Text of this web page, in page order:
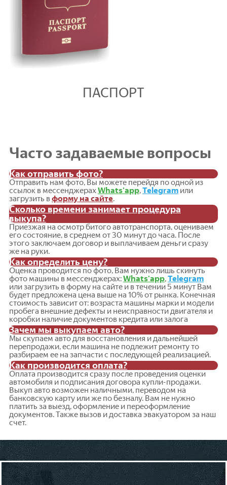
ПАСПОРТ
Часто задаваемые вопросы
Как отправить фото?
Отправить нам фото, Вы можете перейдя по одной из
ссылок в мессенджерахWhats'app,Telegram или
загрузить вформу на сайте.
Сколько времени занимает процедура
выкупа?
Приезжая на осмотр битого автотранспорта, оцениваем
его состояние, в среднем от 30 минут до часа. После
этого заключаем договор и выплачиваем деньги сразу
же на руки.
Как определить цену?
Оценка проводится по фото, Вам нужно лишь скинуть
фото машины в мессенджерах:Whats'app,Telegram
или загрузить в форму на сайте и в течении 5 минут Вам
будет предложена цена выше на 10% от рынка. Конечная
стоимость зависит от: возраста машины марки и модели
пробега внешние дефекты и неисправности двигателя и
коробки наличие документов кредита или залога
Зачем мы выкупаем авто?
Мы скупаем авто для восстановления и дальнейшей
перепродажи, если машина не подлежит ремонту то
разбираем ее на запчасти с последующей реализацией.
Как производится оплата?
Оплата производится сразу после проведения оценки
автомобиля и подписания договора купли-продажи.
Выкуп авто возможен наличными, переводом на
банковскую карту или же по безналу. Вам не нужно
платить за выезд, оформление и переоформление
документов. Также вызов и доставка эвакуатором за наш
счет.